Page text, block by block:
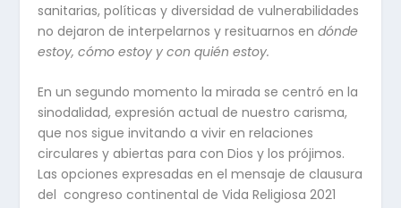
sanitarias, políticas y diversidad de vulnerabilidades
no dejaron de interpelarnos y resituarnos endónde
estoy, cómo estoy y con quién estoy.
En un segundo momento la mirada se centró en la
sinodalidad, expresión actual de nuestro carisma,
que nos sigue invitando a vivir en relaciones
circulares y abiertas para con Dios y los prójimos.
Las opciones expresadas en el mensaje de clausura
del congreso continental de Vida Religiosa 2021